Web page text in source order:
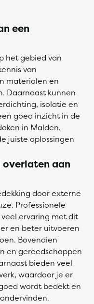
een
het gebied van
van
materialen en
Daarnaast kunnen
isolatie en
goed inzicht in de
in Malden,
juiste oplossingen
aan
door externe
Professionele
ervaring met dit
en beter uitvoeren
Bovendien
en gereedschappen
bieden veel
waardoor je er
wordt bedekt en